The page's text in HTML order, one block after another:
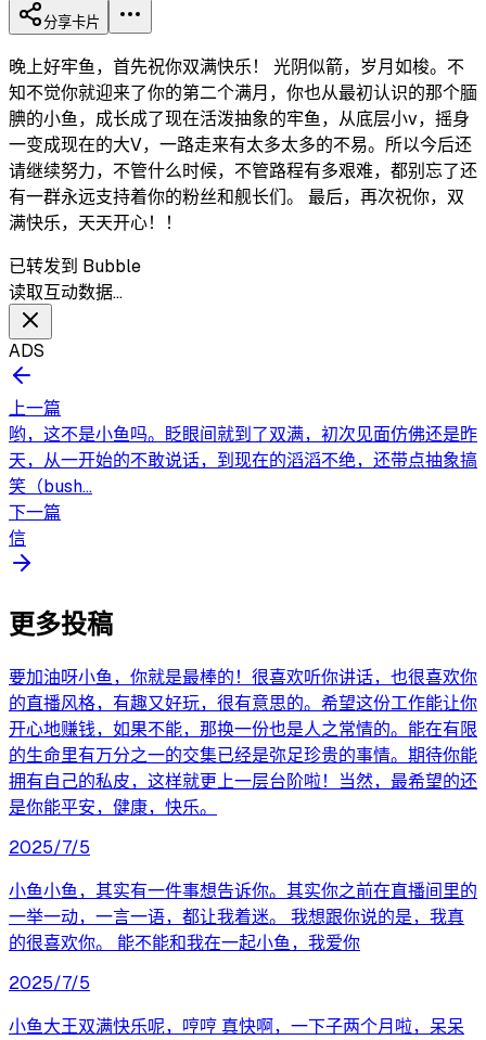
分享卡片
晚上好牢鱼，首先祝你双满快乐！ 光阴似箭，岁月如梭。不
知不觉你就迎来了你的第二个满月，你也从最初认识的那个腼
腆的小鱼，成长成了现在活泼抽象的牢鱼，从底层小v，摇身
一变成现在的大V，一路走来有太多太多的不易。所以今后还
请继续努力，不管什么时候，不管路程有多艰难，都别忘了还
有一群永远支持着你的粉丝和舰长们。 最后，再次祝你，双
满快乐，天天开心！！
已转发到 Bubble
读取互动数据…
ADS
上一篇
哟，这不是小鱼吗。眨眼间就到了双满，初次见面仿佛还是昨
天，从一开始的不敢说话，到现在的滔滔不绝，还带点抽象搞
笑（bush...
下一篇
信
更多投稿
要加油呀小鱼，你就是最棒的！很喜欢听你讲话，也很喜欢你
的直播风格，有趣又好玩，很有意思的。希望这份工作能让你
开心地赚钱，如果不能，那换一份也是人之常情的。能在有限
的生命里有万分之一的交集已经是弥足珍贵的事情。期待你能
拥有自己的私皮，这样就更上一层台阶啦！当然，最希望的还
是你能平安，健康，快乐。
2025/7/5
小鱼小鱼，其实有一件事想告诉你。其实你之前在直播间里的
一举一动，一言一语，都让我着迷。 我想跟你说的是，我真
的很喜欢你。 能不能和我在一起小鱼，我爱你
2025/7/5
小鱼大王双满快乐呢，哼哼 真快啊，一下子两个月啦，呆呆